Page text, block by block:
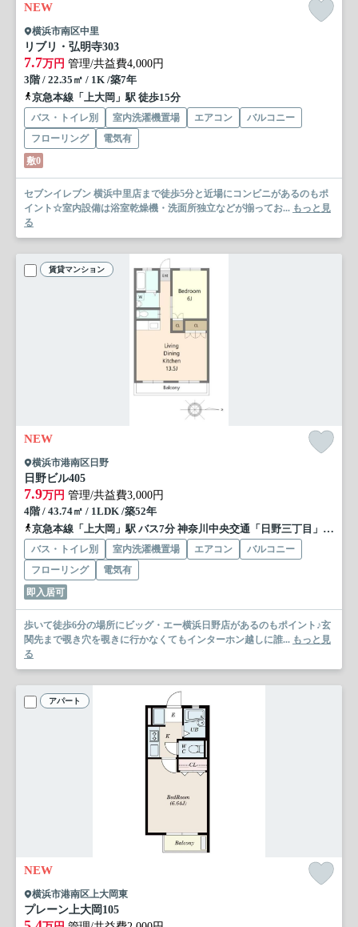
NEW
横浜市南区中里
リブリ・弘明寺303
7.7万円 管理/共益費4,000円
3階 / 22.35㎡ / 1K /築7年
京急本線「上大岡」駅 徒歩15分
バス・トイレ別 室内洗濯機置場 エアコン
バルコニー
フローリング
電気有
敷0
セブンイレブン 横浜中里店まで徒歩5分と近場にコンビニがあるのもポ
イント☆室内設備は浴室乾燥機・洗面所独立などが揃ってお... もっと見
る
賃貸マンション
NEW
横浜市港南区日野
日野ビル405
7.9万円 管理/共益費3,000円
4階 / 43.74㎡ / 1LDK /築52年
京急本線「上大岡」駅 バス7分 神奈川中央交通「日野三丁目」 停歩2分
バス・トイレ別 室内洗濯機置場 エアコン
バルコニー
フローリング
電気有
即入居可
歩いて徒歩6分の場所にビッグ・エー横浜日野店があるのもポイント♪玄
関先まで覗き穴を覗きに行かなくてもインターホン越しに誰... もっと見
る
アパート
NEW
横浜市港南区上大岡東
プレーン上大岡 105